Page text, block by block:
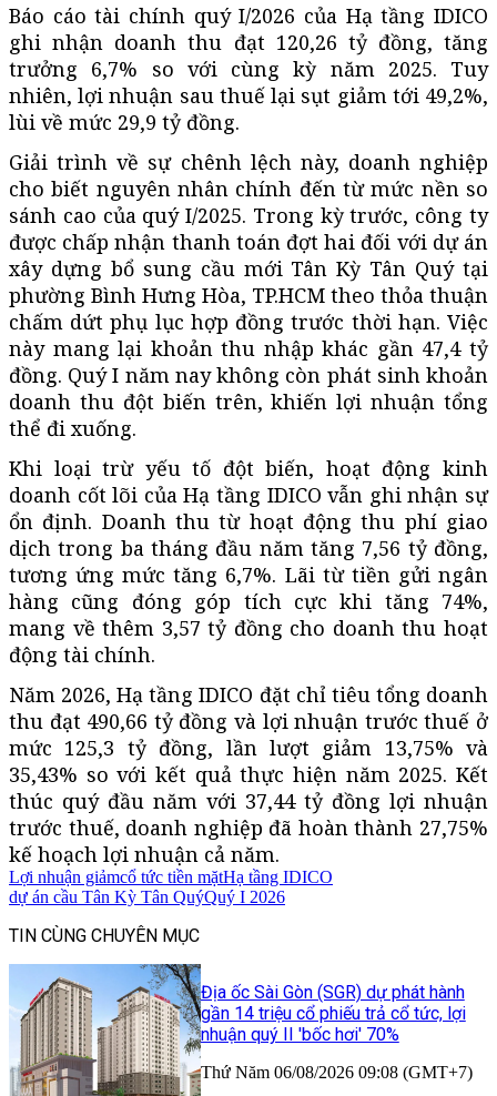
Báo cáo tài chính quý I/2026 của Hạ tầng IDICO
ghi nhận doanh thu đạt 120,26 tỷ đồng, tăng
trưởng 6,7% so với cùng kỳ năm 2025. Tuy
nhiên, lợi nhuận sau thuế lại sụt giảm tới 49,2%,
lùi về mức 29,9 tỷ đồng.
Giải trình về sự chênh lệch này, doanh nghiệp
cho biết nguyên nhân chính đến từ mức nền so
sánh cao của quý I/2025. Trong kỳ trước, công ty
được chấp nhận thanh toán đợt hai đối với dự án
xây dựng bổ sung cầu mới Tân Kỳ Tân Quý tại
phường Bình Hưng Hòa, TP.HCM theo thỏa thuận
chấm dứt phụ lục hợp đồng trước thời hạn. Việc
này mang lại khoản thu nhập khác gần 47,4 tỷ
đồng. Quý I năm nay không còn phát sinh khoản
doanh thu đột biến trên, khiến lợi nhuận tổng
thể đi xuống.
Khi loại trừ yếu tố đột biến, hoạt động kinh
doanh cốt lõi của Hạ tầng IDICO vẫn ghi nhận sự
ổn định. Doanh thu từ hoạt động thu phí giao
dịch trong ba tháng đầu năm tăng 7,56 tỷ đồng,
tương ứng mức tăng 6,7%. Lãi từ tiền gửi ngân
hàng cũng đóng góp tích cực khi tăng 74%,
mang về thêm 3,57 tỷ đồng cho doanh thu hoạt
động tài chính.
Năm 2026, Hạ tầng IDICO đặt chỉ tiêu tổng doanh
thu đạt 490,66 tỷ đồng và lợi nhuận trước thuế ở
mức 125,3 tỷ đồng, lần lượt giảm 13,75% và
35,43% so với kết quả thực hiện năm 2025. Kết
thúc quý đầu năm với 37,44 tỷ đồng lợi nhuận
trước thuế, doanh nghiệp đã hoàn thành 27,75%
kế hoạch lợi nhuận cả năm.
Lợi nhuận giảmcổ tức tiền mặtHạ tầng IDICO
dự án cầu Tân Kỳ Tân QuýQuý I 2026
TIN CÙNG CHUYÊN MỤC
Địa ốc Sài Gòn (SGR) dự phát hành
gần 14 triệu cổ phiếu trả cổ tức, lợi
nhuận quý II 'bốc hơi' 70%
Thứ Năm 06/08/2026 09:08 (GMT+7)